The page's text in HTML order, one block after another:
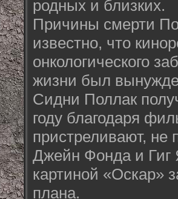
родных и близких.
Причины смерти
известно, что
онкологического
жизни был
Сидни Поллак
году благодаря
пристреливают, не
Джейн Фонда и Гиг
картиной «Оскар»
плана.